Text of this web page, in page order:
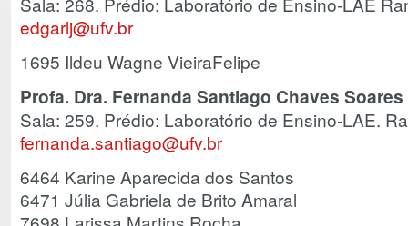
edgarlj@ufv.br
1695 Ildeu Wagne VieiraFelipe
Profa. Dra. Fernanda Santiago Chaves Soares
Sala: 259. Prédio: Laboratório de Ensino-LAE.
fernanda.santiago@ufv.br
6464 Karine Aparecida dos Santos
6471 Júlia Gabriela de Brito Amaral